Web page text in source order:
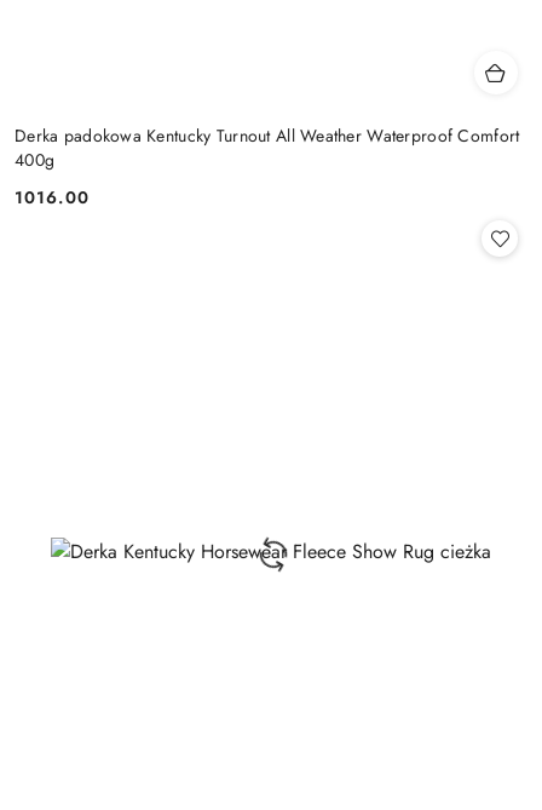
Derka padokowa Kentucky Turnout All Weather Waterproof Comfort
400g
Cena:
1016.00